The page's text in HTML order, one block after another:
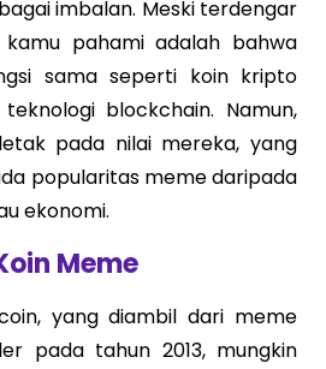
imbalan. Meski terdengar
pahami adalah bahwa
sama seperti koin kripto
blockchain. Namun,
pada nilai mereka, yang
popularitas meme daripada
ekonomi.
Meme
yang diambil dari meme
pada tahun 2013, mungkin